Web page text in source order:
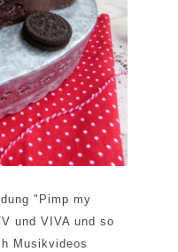
"Pimp my
und VIVA und so
Musikvideos